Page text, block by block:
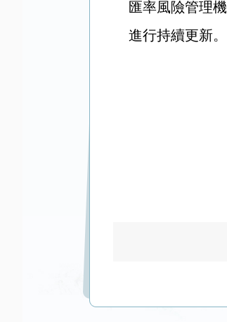
匯率風險管理
進行持續更新。